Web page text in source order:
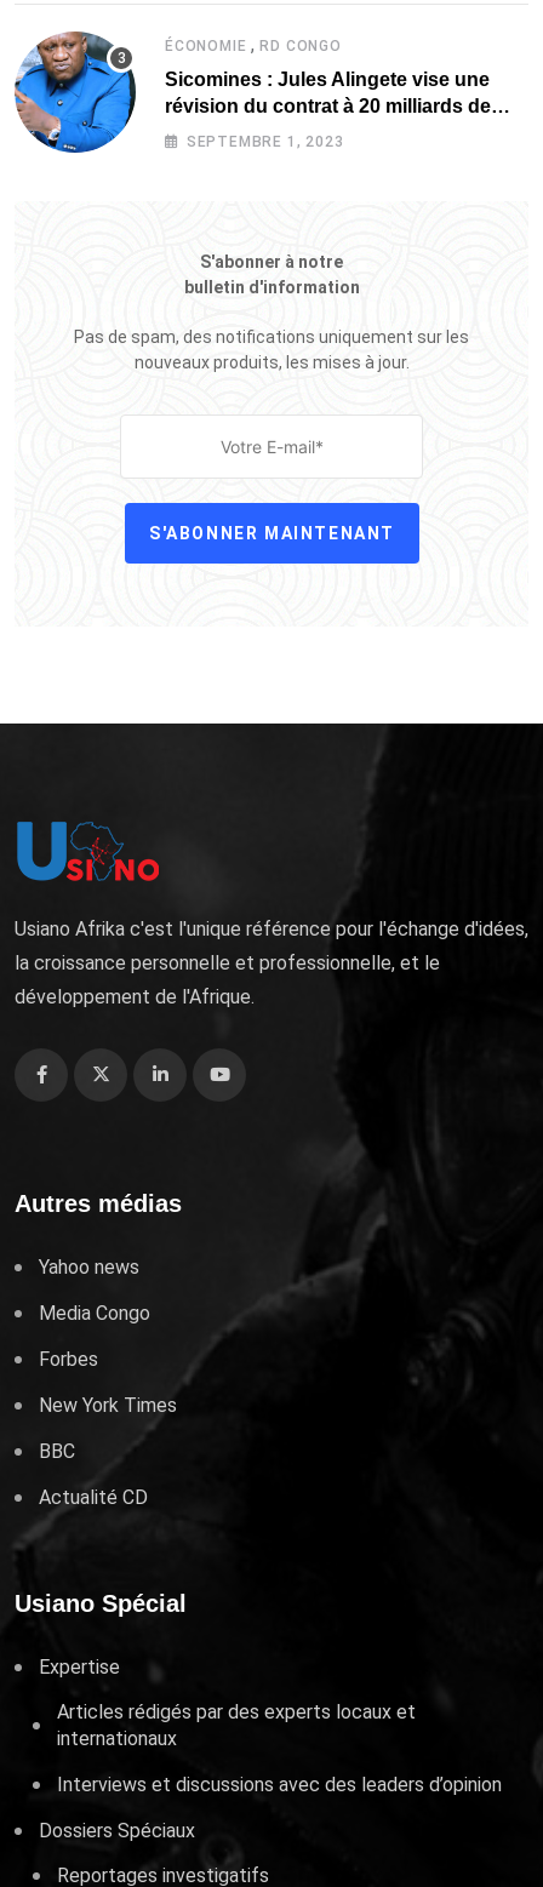
ÉCONOMIE ,RD CONGO
Sicomines : Jules Alingete vise une
révision du contrat à 20 milliards de
dollars
SEPTEMBRE 1, 2023
S'abonner à notre
bulletin d'information
Pas de spam, des notifications uniquement sur les
nouveaux produits, les mises à jour.
S'ABONNER MAINTENANT
Usiano Afrika c'est l'unique référence pour l'échange d'idées,
la croissance personnelle et professionnelle, et le
développement de l'Afrique.
Autres médias
Yahoo news
Media Congo
Forbes
New York Times
BBC
Actualité CD
Usiano Spécial
Expertise
Articles rédigés par des experts locaux et
internationaux
Interviews et discussions avec des leaders d’opinion
Dossiers Spéciaux
Reportages investigatifs